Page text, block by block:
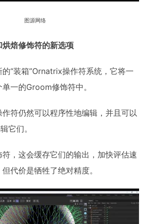
图源网络
焙修饰符的新选项
“装箱”Ornatrix操作符系统，它将一
一的Groom修饰符中。
符仍然可以程序性地编辑，并且可以
它们。
，这会缓存它们的输出，加快评估速
代价是牺牲了绝对精度。